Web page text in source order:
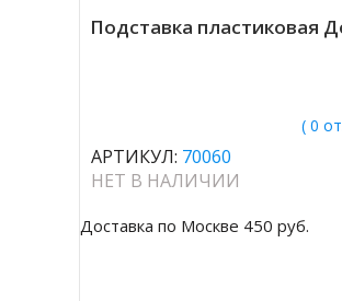
Подставка пластиковая
( 0
АРТИКУЛ: 70060
НЕТ В НАЛИЧИИ
Доставка по Москве 450 руб.